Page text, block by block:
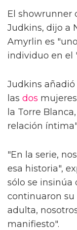
El showrunner
Judkins, dijo a
Amyrlin es
individuo en el
Judkins
las dos
la Torre
relación
"En la serie,
esa historia",
sólo se insinúa
continuaron
adulta,
manifiesto".